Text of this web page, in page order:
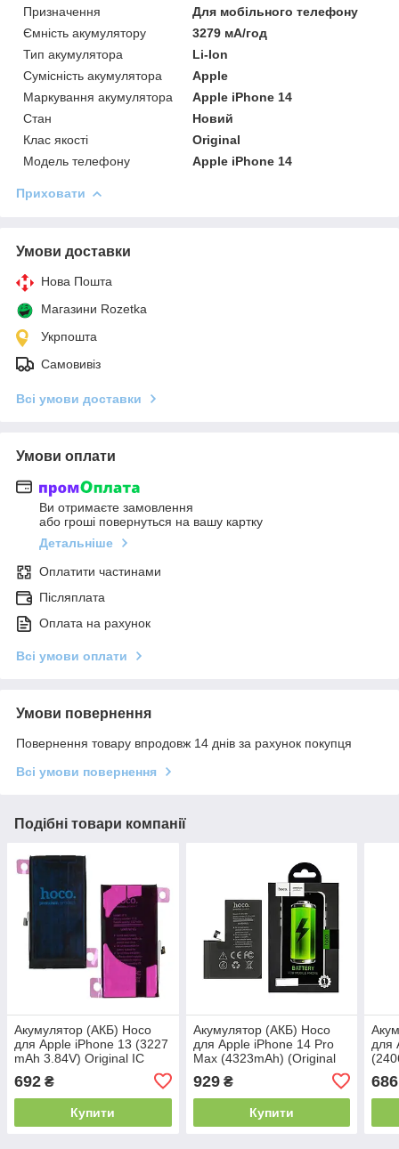
Призначення
Для мобільного телефону
Ємність акумулятору
3279 мА/год
Тип акумулятора
Li-Ion
Сумісність акумулятора
Apple
Маркування акумулятора
Apple iPhone 14
Стан
Новий
Клас якості
Original
Модель телефону
Apple iPhone 14
Приховати
Умови доставки
Нова Пошта
Магазини Rozetka
Укрпошта
Самовивіз
Всі умови доставки
Умови оплати
Ви отримаєте замовлення
або гроші повернуться на вашу картку
Детальніше
Оплатити частинами
Післяплата
Оплата на рахунок
Всі умови оплати
Умови повернення
Повернення товару впродовж 14 днів за рахунок покупця
Всі умови повернення
Подібні товари компанії
Акумулятор (АКБ) Hoco
для Apple iPhone 13 (3227
mAh 3.84V) Original IC
692 ₴
Купити
Акумулятор (АКБ) Hoco
для Apple iPhone 14 Pro
Max (4323mAh) (Original
929₴
Купити
для
686